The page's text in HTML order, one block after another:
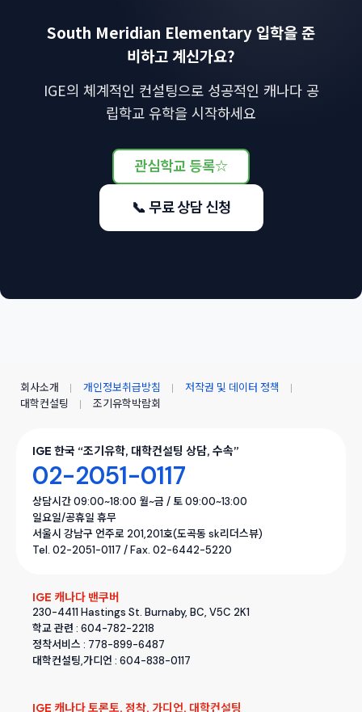
South Meridian Elementary 입학을 준
비하고 계신가요?
IGE의 체계적인 컨설팅으로 성공적인 캐나다 공
립학교 유학을 시작하세요
관심학교 등록☆
📞 무료 상담 신청
IGE 한국 “조기유학, 대학컨설팅 상담, 수속”
02-2051-0117
상담시간 09:00~18:00 월~금 / 토 09:00~13:00
일요일/공휴일 휴무
서울시 강남구 언주로 201,201호(도곡동 sk리더스뷰)
Tel. 02-2051-0117 / Fax. 02-6442-5220
IGE 캐나다 밴쿠버
230-4411 Hastings St. Burnaby, BC, V5C 2K1
학교 관련 : 604-782-2218
정착서비스 : 778-899-6487
대학컨설팅,가디언 : 604-838-0117
IGE 캐나다 토론토, 정착, 가디언, 대학컨설팅
회사소개 개인정보취급방침
저작권 및 데이터 정책
대학컨설팅
조기유학박람회